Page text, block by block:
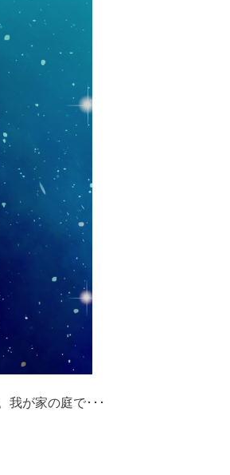
我が家の庭で･･･